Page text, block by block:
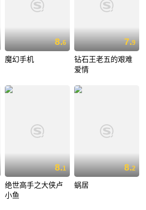
8.6
魔幻手机
7.9
钻石王老五的艰难
爱情
8.1
绝世高手之大侠卢
小鱼
8.2
蜗居